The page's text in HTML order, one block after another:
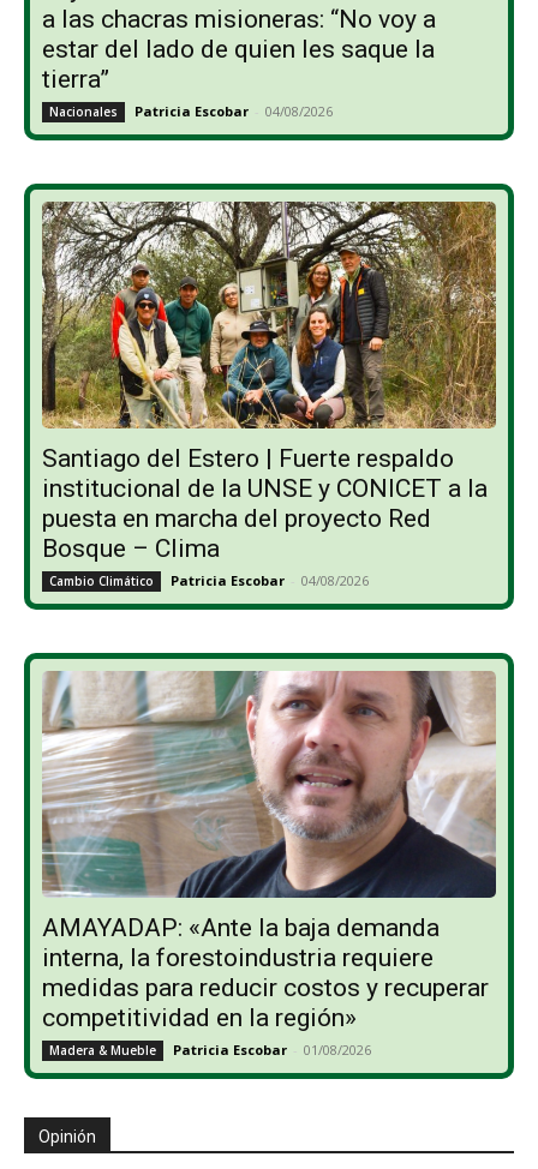
a las chacras misioneras: “No voy a
estar del lado de quien les saque la
tierra”
Nacionales Patricia Escobar - 04/08/2026
Santiago del Estero | Fuerte respaldo
institucional de la UNSE y CONICET a la
puesta en marcha del proyecto Red
Bosque – Clima
Cambio Climático Patricia Escobar - 04/08/2026
AMAYADAP: «Ante la baja demanda
interna, la forestoindustria requiere
medidas para reducir costos y recuperar
competitividad en la región»
Madera & Mueble Patricia Escobar - 01/08/2026
Opinión